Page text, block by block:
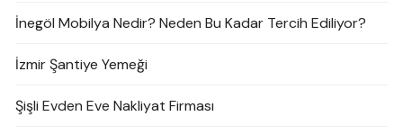
İnegöl Mobilya Nedir? Neden Bu Kadar Tercih Ediliyor?
İzmir Şantiye Yemeği
Şişli Evden Eve Nakliyat Firması